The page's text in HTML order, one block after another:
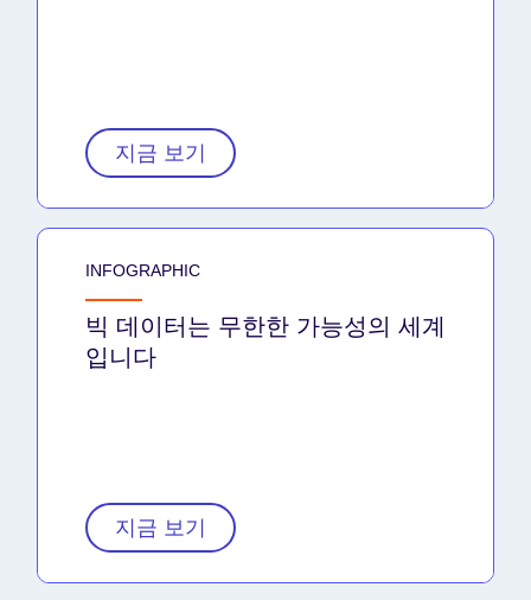
지금 보기
INFOGRAPHIC
빅 데이터는 무한한 가능성의 세계
입니다
지금 보기